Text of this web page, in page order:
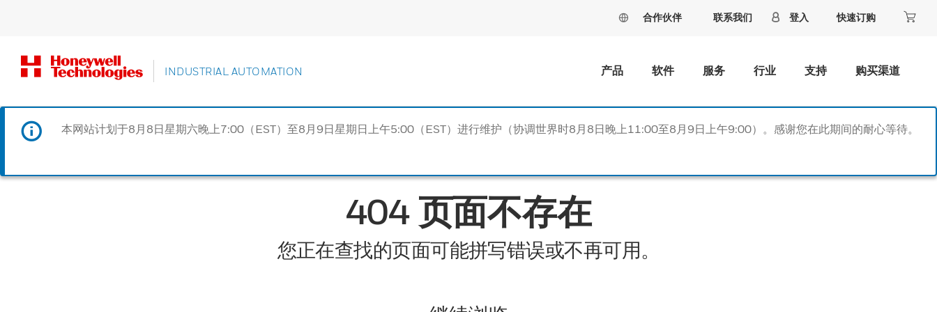
合作伙伴 联系我们 登入 快速订购
INDUSTRIAL AUTOMATION 产品 软件 服务 行业 支持 购买渠道
本网站计划于8月8日星期六晚上7:00（EST）至8月9日星期日上午5:00（EST）进行维护（协调世界时8月8日晚上11:00至8月9日上午9:00）。感谢您在此期间的耐心等待。
404 页面不存在
您正在查找的页面可能拼写错误或不再可用。